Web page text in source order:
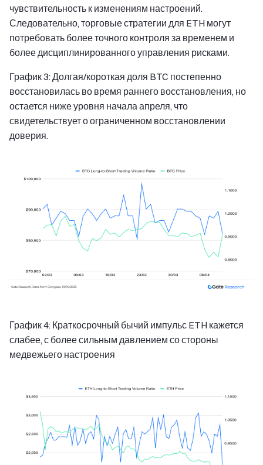
чувствительность к изменениям настроений.
Следовательно, торговые стратегии для ETH могут
потребовать более точного контроля за временем и
более дисциплинированного управления рисками.
График 3: Долгая/короткая доля BTC постепенно
восстановилась во время раннего восстановления, но
остается ниже уровня начала апреля, что
свидетельствует о ограниченном восстановлении
доверия.
График 4: Краткосрочный бычий импульс ETH кажется
слабее, с более сильным давлением со стороны
медвежьего настроения